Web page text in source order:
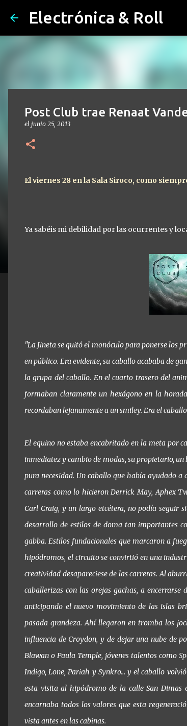
Electrónica & Roll
Post Club trae Renaat
el junio 25, 2013
El viernes 28 en la Sala Siroco, como
Ya sabéis mi debilidad por las ocurrentes y
"La Jineta se quitó el monóculo para ponerse los
en público. Era evidente, su caballo acababa de
la grupa del caballo. En el cuarto trasero del
formaban claramente un hexágono en la
recordaban lejanamente a un smiley. Era el
El equino no estaba encabritado en la meta por
inmediatez y cambio de modas, su propietario,
pura necesidad. Un caballo que había ayudado
carreras como lo hicieron Derrick May, Aphex
Carl Craig, y un largo etcétera, no podía seguir
desarrollo de estilos de doma tan importantes
gabba. Estilos fundacionales que marcaron a
hipódromos, el circuito se convirtió en una
creatividad desapareciese de las carreras. Al
caballerizas con las orejas gachas, a
anticipando el nuevo movimiento de las islas
pasada grandeza. Ahí llegaron en tromba los
influencia de Croydon, y de dejar una nube de
Blawan o Paula Temple, jóvenes talentos como
Indigo, Lone, Pariah y Synkro… y el caballo
esta visita al hipódromo de la calle San Dimas
encarnaba todos los valores que esta
vista antes en las cabinas.